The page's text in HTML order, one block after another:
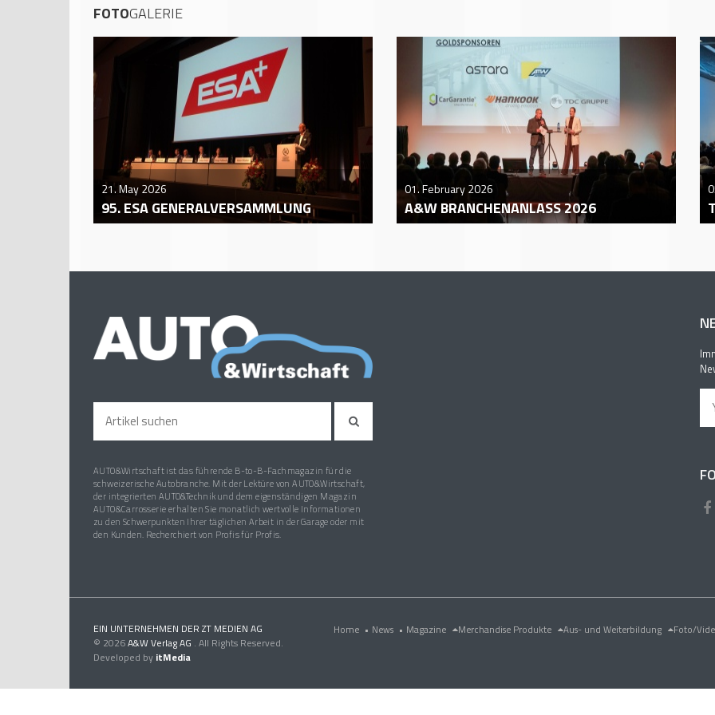
FOTOGALERIE
21. May 2026
95. ESA GENERALVERSAMMLUNG
01. February 2026
A&W BRANCHENANLASS 2026
AUTO&Wirtschaft ist das führende B-to-B-Fachmagazin für die
schweizerische Autobranche. Mit der Lektüre von AUTO&Wirtschaft,
der integrierten AUTO&Technik und dem eigenständigen Magazin
AUTO&Carrosserie erhalten Sie monatlich wertvolle Informationen
zu den Schwerpunkten Ihrer täglichen Arbeit in der Garage oder mit
den Kunden. Recherchiert von Profis für Profis.
EIN UNTERNEHMEN DER ZT MEDIEN AG
© 2026A&W Verlag AG . All Rights Reserved.
Developed by itMedia
Home • News • Magazine Merchandise Produkte Aus- und Weiterbildung Foto/